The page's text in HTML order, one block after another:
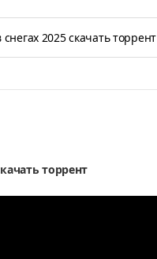
2025 скачать торрент
торрент